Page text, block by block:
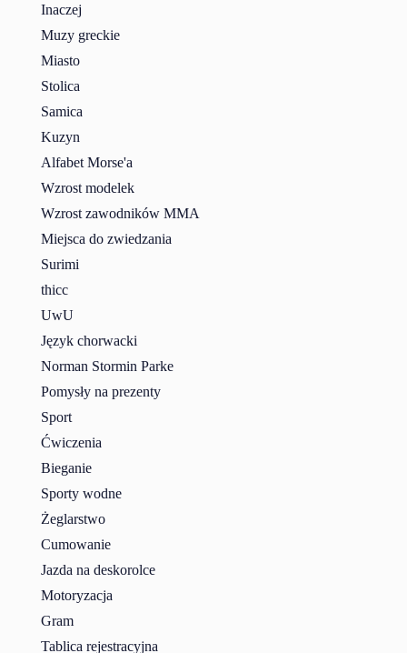
Inaczej
Muzy greckie
Miasto
Stolica
Samica
Kuzyn
Alfabet Morse'a
Wzrost modelek
Wzrost zawodników MMA
Miejsca do zwiedzania
Surimi
thicc
UwU
Język chorwacki
Norman Stormin Parke
Pomysły na prezenty
Sport
Ćwiczenia
Bieganie
Sporty wodne
Żeglarstwo
Cumowanie
Jazda na deskorolce
Motoryzacja
Gram
Tablica rejestracyjna